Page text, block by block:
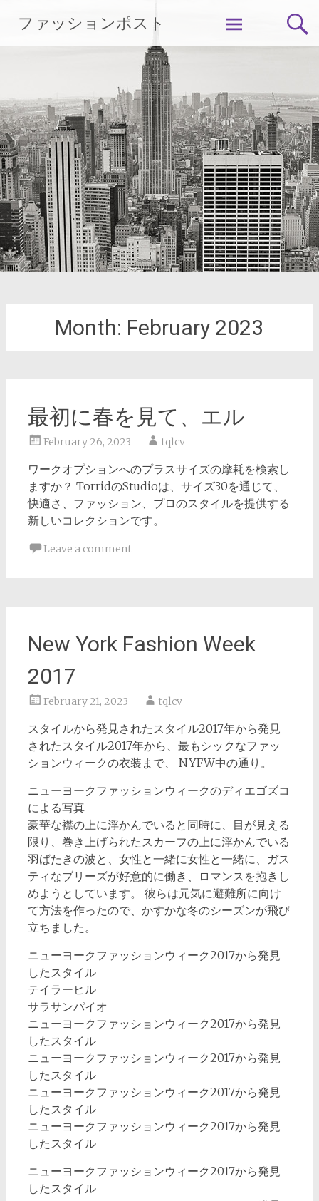
content
ファッションポスト
Month: February 2023
最初に春を見て、エル
February 26, 2023 tqlcv
ワークオプションへのプラスサイズの摩耗を検索し
ますか？ TorridのStudioは、サイズ30を通じて、
快適さ、ファッション、プロのスタイルを提供する
新しいコレクションです。
Leave a comment
New York Fashion Week
2017
February 21, 2023 tqlcv
スタイルから発見されたスタイル2017年から発見
されたスタイル2017年から、最もシックなファッ
ションウィークの衣装まで、 NYFW中の通り。
ニューヨークファッションウィークのディエゴズコ
による写真
豪華な襟の上に浮かんでいると同時に、目が見える
限り、巻き上げられたスカーフの上に浮かんでいる
羽ばたきの波と、女性と一緒に女性と一緒に、ガス
ティなブリーズが好意的に働き、ロマンスを抱きし
めようとしています。 彼らは元気に避難所に向け
て方法を作ったので、かすかな冬のシーズンが飛び
立ちました。
ニューヨークファッションウィーク2017から発見
したスタイル
テイラーヒル
サラサンパイオ
ニューヨークファッションウィーク2017から発見
したスタイル
ニューヨークファッションウィーク2017から発見
したスタイル
ニューヨークファッションウィーク2017から発見
したスタイル
ニューヨークファッションウィーク2017から発見
したスタイル
ニューヨークファッションウィーク2017から発見
したスタイル